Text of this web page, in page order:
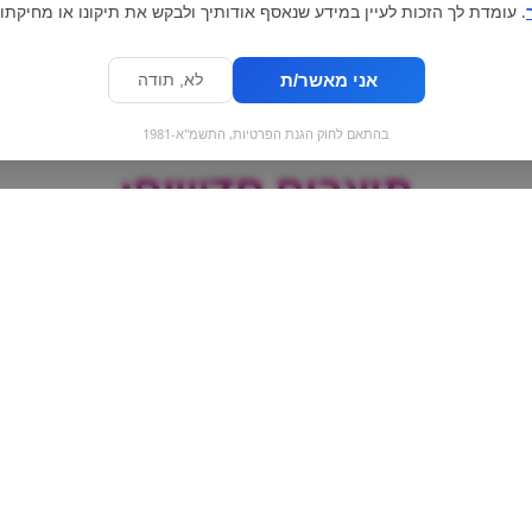
מוצרים חדשים:
. עומדת לך הזכות לעיין במידע שנאסף אודותיך ולבקש את תיקונו או
אני מאשר/ת לא, תודה
בהתאם לחוק הגנת הפרטיות, התשמ"א-1981